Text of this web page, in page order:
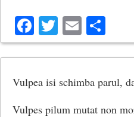
Facebook
Twitter
Email
Vulpea isi schimba parul,
Vulpes pilum mutat non